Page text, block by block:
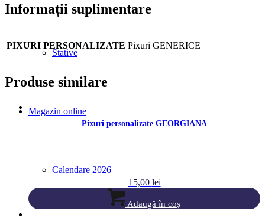
Stative
Magazin online
Calendare 2026
Informații suplimentare
PIXURI PERSONALIZATE Pixuri GENERICE
Produse similare
Pixuri personalizate GEORGIANA
15,00 lei
Adaugă în coș